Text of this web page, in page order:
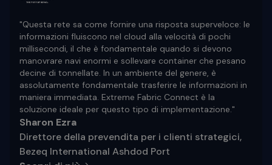
"Questa rete sa come fornire una risposta superveloce: le
informazioni fluiscono nel cloud alla velocità di pochi
millisecondi, il che è fondamentale quando si devono
manovrare navi enormi e sollevare container che pesano
decine di tonnellate. In un ambiente del genere, è
assolutamente fondamentale trasferire le informazioni in
maniera immediata. Extreme Fabric Connect è la
soluzione ideale per questo tipo di implementazione."
Sharon Ezra
Direttore della prevendita per i clienti strategici,
Bezeq International Ashdod Port